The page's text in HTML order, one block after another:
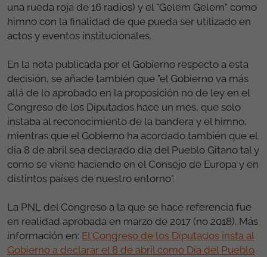
una rueda roja de 16 radios) y el "Gelem Gelem" como
himno con la finalidad de que pueda ser utilizado en
actos y eventos institucionales.
En la nota publicada por el Gobierno respecto a esta
decisión, se añade también que "el Gobierno va más
allá de lo aprobado en la proposición no de ley en el
Congreso de los Diputados hace un mes, que solo
instaba al reconocimiento de la bandera y el himno,
mientras que el Gobierno ha acordado también que el
día 8 de abril sea declarado día del Pueblo Gitano tal y
como se viene haciendo en el Consejo de Europa y en
distintos países de nuestro entorno".
La PNL del Congreso a la que se hace referencia fue
en realidad aprobada en marzo de 2017 (no 2018). Más
información en: El Congreso de los Diputados insta al
Gobierno a declarar el 8 de abril como Día del Pueblo